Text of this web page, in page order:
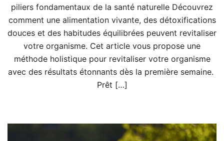
piliers fondamentaux de la santé naturelle Découvrez
comment une alimentation vivante, des détoxifications
douces et des habitudes équilibrées peuvent revitaliser
votre organisme. Cet article vous propose une
méthode holistique pour revitaliser votre organisme
avec des résultats étonnants dès la première semaine.
Prêt […]